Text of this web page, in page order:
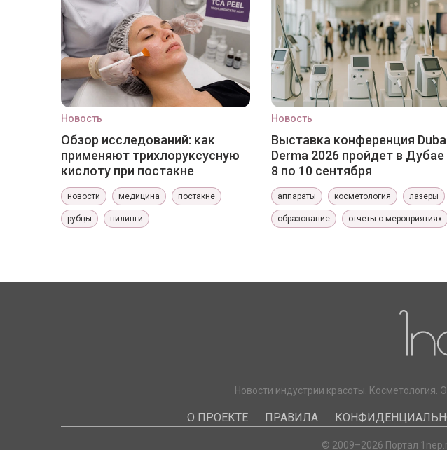
Новость
Обзор исследований: как
применяют трихлоруксусную
кислоту при постакне
новости медицина постакне
рубцы пилинги
Новость
Выставка конференция
Derma 2026 пройдет в Дубае
8 по 10 сентября
аппараты косметология лазеры
образование отчеты о мероприятиях
Новости индустрии красоты.
О ПРОЕКТЕ ПРАВИЛА
© 2009–2026 Портал